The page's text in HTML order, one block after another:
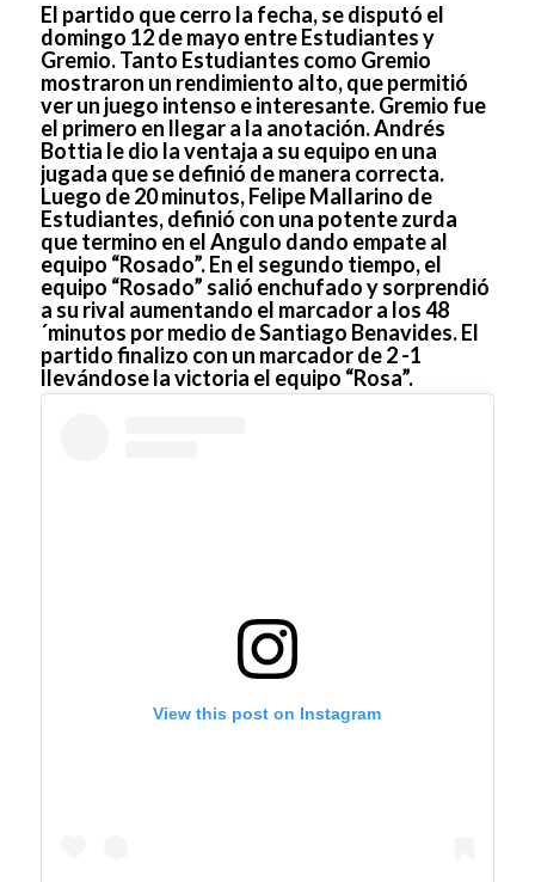
El partido que cerro la fecha, se disputó el
domingo 12 de mayo entre Estudiantes y
Gremio. Tanto Estudiantes como Gremio
mostraron un rendimiento alto, que permitió
ver un juego intenso e interesante. Gremio fue
el primero en llegar a la anotación. Andrés
Bottia le dio la ventaja a su equipo en una
jugada que se definió de manera correcta.
Luego de 20 minutos, Felipe Mallarino de
Estudiantes, definió con una potente zurda
que termino en el Angulo dando empate al
equipo “Rosado”. En el segundo tiempo, el
equipo “Rosado” salió enchufado y sorprendió
a su rival aumentando el marcador a los 48
´minutos por medio de Santiago Benavides. El
partido finalizo con un marcador de 2 -1
llevándose la victoria el equipo “Rosa”.
View this post on Instagram